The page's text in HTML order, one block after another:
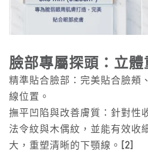
臉部專屬探頭：立體
精準貼合臉部：完美貼合臉頰
線位置。
撫平凹陷與改善膚質：針對性
法令紋與木偶紋，並能有效收
大，重塑清晰的下顎線。 [2]